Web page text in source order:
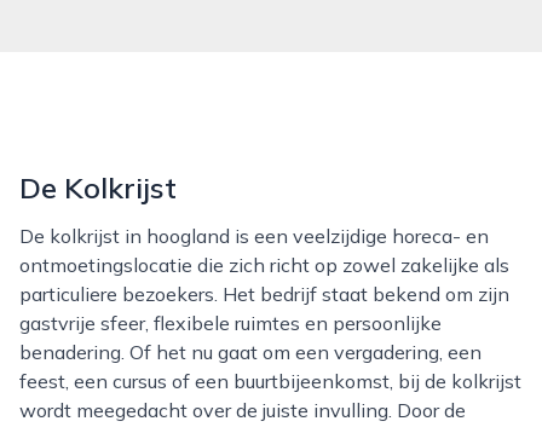
De Kolkrijst
De kolkrijst in hoogland is een veelzijdige horeca- en
ontmoetingslocatie die zich richt op zowel zakelijke als
particuliere bezoekers. Het bedrijf staat bekend om zijn
gastvrije sfeer, flexibele ruimtes en persoonlijke
benadering. Of het nu gaat om een vergadering, een
feest, een cursus of een buurtbijeenkomst, bij de kolkrijst
wordt meegedacht over de juiste invulling. Door de